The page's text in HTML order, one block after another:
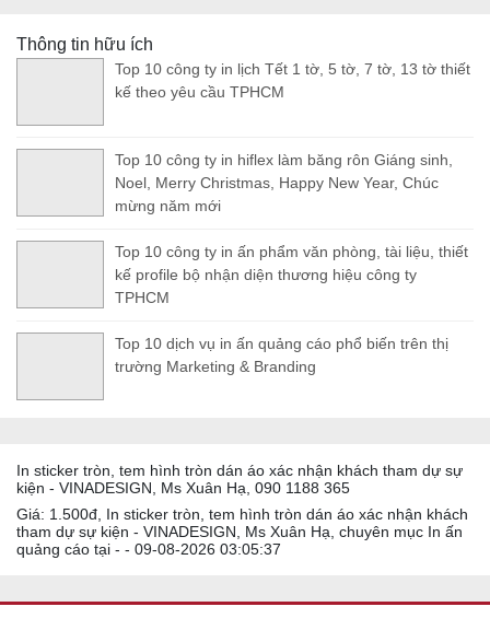
Thông tin hữu ích
Top 10 công ty in lịch Tết 1 tờ, 5 tờ, 7 tờ, 13 tờ thiết
kế theo yêu cầu TPHCM
Top 10 công ty in hiflex làm băng rôn Giáng sinh,
Noel, Merry Christmas, Happy New Year, Chúc
mừng năm mới
Top 10 công ty in ấn phẩm văn phòng, tài liệu, thiết
kế profile bộ nhận diện thương hiệu công ty
TPHCM
Top 10 dịch vụ in ấn quảng cáo phổ biến trên thị
trường Marketing & Branding
In sticker tròn, tem hình tròn dán áo xác nhận khách tham dự sự
kiện - VINADESIGN, Ms Xuân Hạ, 090 1188 365
Giá: 1.500đ, In sticker tròn, tem hình tròn dán áo xác nhận khách
tham dự sự kiện - VINADESIGN, Ms Xuân Hạ, chuyên mục In ấn
quảng cáo tại - - 09-08-2026 03:05:37